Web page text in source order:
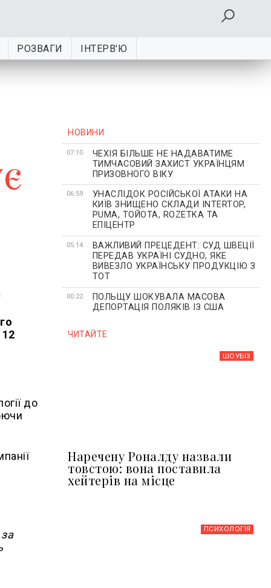
РОЗВАГИ ІНТЕРВ'Ю
до
НОВИНИ
07:10
ЧЕХІЯ БІЛЬШЕ НЕ НАДАВАТИМЕ
ТИМЧАСОВИЙ ЗАХИСТ УКРАЇНЦЯМ
ПРИЗОВНОГО ВІКУ
06:59
УНАСЛІДОК РОСІЙСЬКОЇ АТАКИ НА
КИЇВ ЗНИЩЕНО СКЛАДИ INTERTOP,
PUMA, ТОЙОТА, ROZETKA ТА
ЕПІЦЕНТР
05:14
ВАЖЛИВИЙ ПРЕЦЕДЕНТ: СУД ШВЕЦІЇ
ПЕРЕДАВ УКРАЇНІ СУДНО, ЯКЕ
ВИВЕЗЛО УКРАЇНСЬКУ ПРОДУКЦІЮ З
ТОТ
00:22
ПОЛЬЩУ ШОКУВАЛА МАСОВА
ДЕПОРТАЦІЯ ПОЛЯКІВ ІЗ США
ЧИТАЙТЕ
ШОУБIЗ
Наречену Роналду назвали
товстою: вона поставила
хейтерів на місце
ПСИХОЛОГІЯ